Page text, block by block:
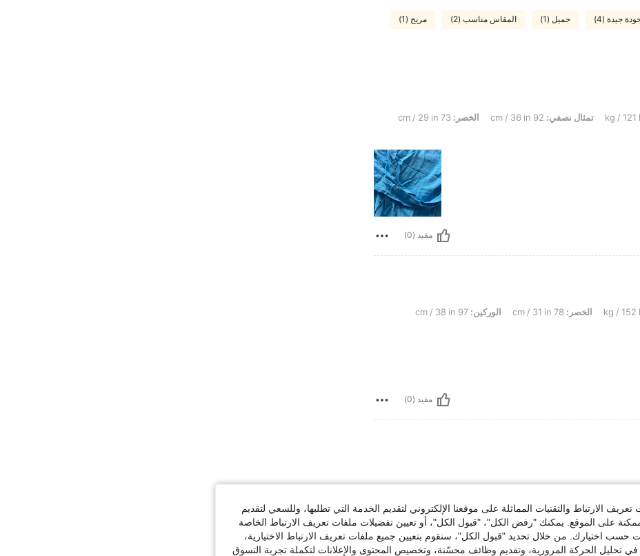
جيدة (4) جميل (1) المقاس مناسب (2) مريح (1)
تمثال نصفي: الخصر:
مفيد (0)
الخصر: الوركين:
مفيد (0)
الارتباط والتقنيات المماثلة على موقعنا الإلكتروني لتقديم الخدمة التي تطلبها، وللسعي لتقديم
على الموقع. يمكنك "رفض الكل"، "قبول الكل"، أو تعيين تفضيلات ملفات تعريف الارتباط الخاصة
اختيارك. من خلال تحديد "قبول الكل"، سنقوم بتعيين جميع ملفات تعريف الارتباط الاختيارية،
في تحليل الحركة المرورية، وتقديم وظائف محسّنة، وتخصيص المحتوى والإعلانات لتكملة تجربة التسوق